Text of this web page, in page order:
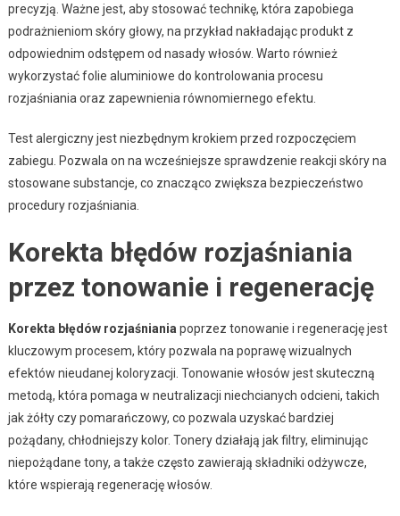
precyzją. Ważne jest, aby stosować technikę, która zapobiega
podrażnieniom skóry głowy, na przykład nakładając produkt z
odpowiednim odstępem od nasady włosów. Warto również
wykorzystać folie aluminiowe do kontrolowania procesu
rozjaśniania oraz zapewnienia równomiernego efektu.
Test alergiczny jest niezbędnym krokiem przed rozpoczęciem
zabiegu. Pozwala on na wcześniejsze sprawdzenie reakcji skóry na
stosowane substancje, co znacząco zwiększa bezpieczeństwo
procedury rozjaśniania.
Korekta błędów rozjaśniania
przez tonowanie i regenerację
Korekta błędów rozjaśniania poprzez tonowanie i regenerację jest
kluczowym procesem, który pozwala na poprawę wizualnych
efektów nieudanej koloryzacji. Tonowanie włosów jest skuteczną
metodą, która pomaga w neutralizacji niechcianych odcieni, takich
jak żółty czy pomarańczowy, co pozwala uzyskać bardziej
pożądany, chłodniejszy kolor. Tonery działają jak filtry, eliminując
niepożądane tony, a także często zawierają składniki odżywcze,
które wspierają regenerację włosów.